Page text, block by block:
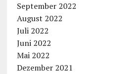
September 2022
August 2022
Juli 2022
Juni 2022
Mai 2022
Dezember 2021